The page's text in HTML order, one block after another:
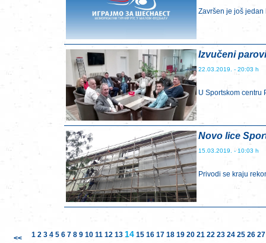
Završen je još jedan
Izvučeni
22.03.2019. - 20:03 h
U Sportskom centru
Novo lice
15.03.2019. - 10:03 h
Privodi se kraju
<< 1 2 3 4 5 6 7 8 9 10 11 12 13 14 15 16 17 18 19 20 21 22 23 24 25 26 27